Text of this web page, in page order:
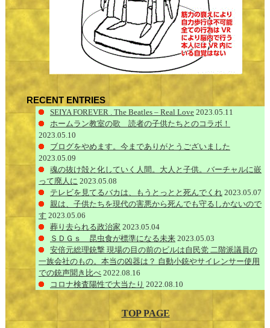
RECENT ENTRIES
SEIYA FOREVER . The Beatles – Real Love 2023.05.11
ホームラン教室の歌 読者の子供たちとのコラボ！
2023.05.10
ブログをやめます。今までありがとうございました
2023.05.09
魂の抜け殻と化していく人間。大人と子供。バーチャルに嵌
って廃人に 2023.05.08
テレビを見てるバカは、もうとっとと死んでくれ 2023.05.07
親は、子供たちを現代の害悪から死んでも守るしかないので
す 2023.05.06
葬り去られる政治家 2023.05.04
ＳＤＧｓ 昆虫食が標準になる未来 2023.05.03
安倍元総理銃撃 現場の目の前のビルは自民党 二階派議員の
一族会社のもの。本当の凶器は？ 自動小銃やサイレンサー使用
での銃声聞き比べ 2022.08.16
コロナ検査陽性で大当たり 2022.08.10
TOP PAGE